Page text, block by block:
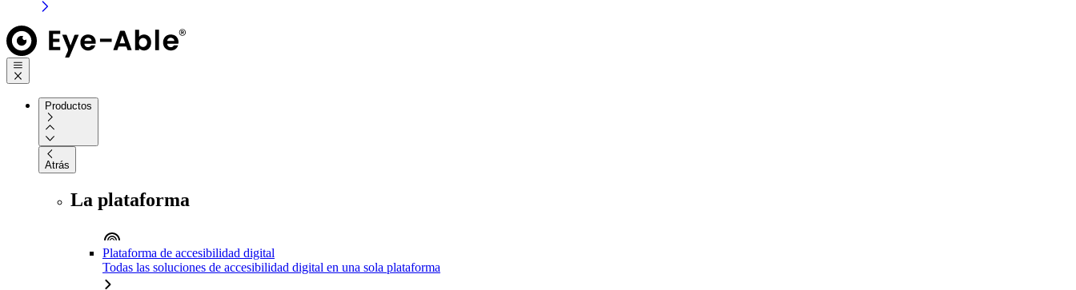
Productos
Atrás
La plataforma
Plataforma de accesibilidad digital
Todas las soluciones de accesibilidad digital en una sola plataforma